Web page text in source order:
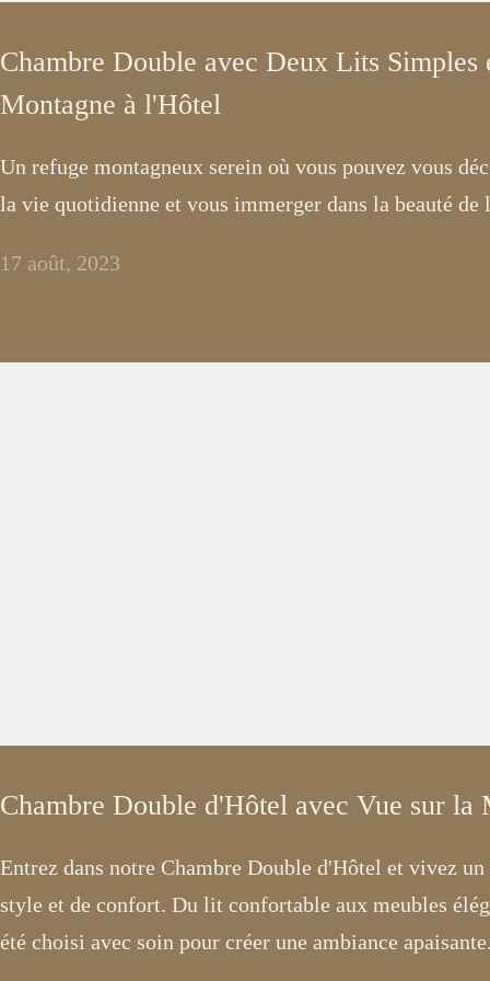
Chambre Double avec Deux Lits Simples
Montagne à l'Hôtel
Un refuge montagneux serein où vous pouvez vous
la vie quotidienne et vous immerger dans la beauté de
17 août, 2023
Chambre Double d'Hôtel avec Vue sur la
Entrez dans notre Chambre Double d'Hôtel et vivez
style et de confort. Du lit confortable aux meubles
été choisi avec soin pour créer une ambiance